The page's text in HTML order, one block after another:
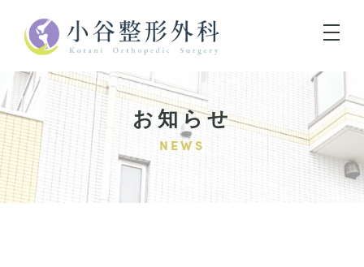
お知らせ
NEWS